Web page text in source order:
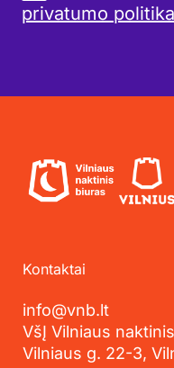
privatumo politika
Kontaktai
info@vnb.lt
VšĮ Vilniaus
Vilniaus g. 22-3,